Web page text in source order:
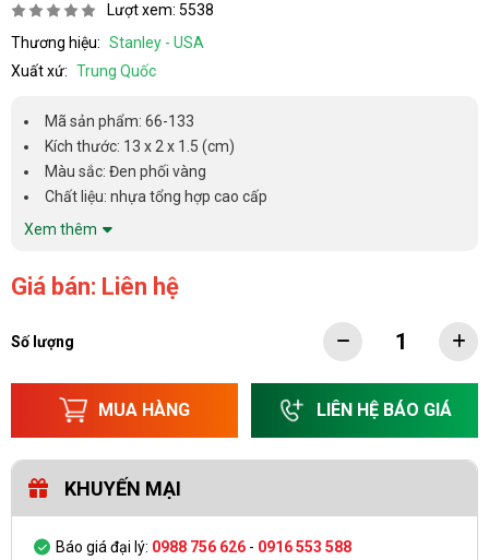
Lượt xem: 5538
Thương hiệu: Stanley - USA
Xuất xứ: Trung Quốc
Mã sản phẩm: 66-133
Kích thước: 13 x 2 x 1.5 (cm)
Màu sắc: Đen phối vàng
Chất liệu: nhựa tổng hợp cao cấp
Xem thêm
Giá bán: Liên hệ
Số lượng
MUA HÀNG LIÊN HỆ BÁO GIÁ
KHUYẾN MẠI
Báo giá đại lý: 0988 756 626 - 0916 553 588